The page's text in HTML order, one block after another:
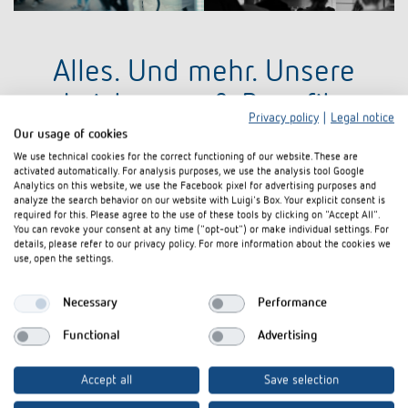
Alles. Und mehr. Unsere
Leistungen & Benefits
Als erfolgreiches Familienunternehmen undGreat Place to
Workhaben wir unseren Mitarbeitenden viel zu bieten – von
sicheren Arbeitsplätzen und individuellen
Fördermöglichkeiten überattraktive Altersvorsorgemodelle
bis zumGesundheitsmanagement.Alles dazu erfährst Du hier.
Auf die Zukunft Vertrauen: Finanzen und Sicherheit
Altersvorsorge
Gezielt weiterkommen: Weiterbildung & Karriere
Privacy policy
Legal notice
Our usage of cookies
We use technical cookies for the correct functioning of our website. These are
activated automatically. For analysis purposes, we use the analysis tool Google
Analytics on this website, we use the Facebook pixel for advertising purposes and
analyze the search behavior on our website with Luigi's Box. Your explicit consent is
required for this. Please agree to the use of these tools by clicking on "Accept All".
You can revoke your consent at any time ("opt-out") or make individual settings. For
details, please refer to our privacy policy. For more information about the cookies we
use, open the settings.
Necessary Performance
Functional Advertising
Accept all Save selection